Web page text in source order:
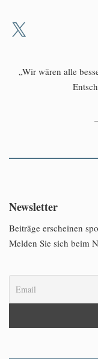
„Wir wären alle
Newsletter
Beiträge erscheinen
Melden Sie sich beim